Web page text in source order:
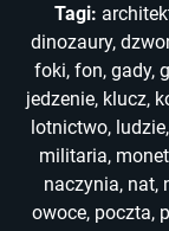
Tagi:
dinozaury,
foki, fon, gady,
jedzenie, klucz,
lotnictwo, ludzie,
militaria,
naczynia, nat,
owoce, poczta,